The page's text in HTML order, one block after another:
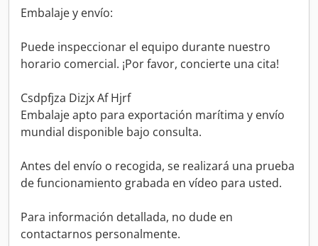
Embalaje y envío:
Puede inspeccionar el equipo durante nuestro
horario comercial. ¡Por favor, concierte una cita!
Csdpfjza Dizjx Af Hjrf
Embalaje apto para exportación marítima y envío
mundial disponible bajo consulta.
Antes del envío o recogida, se realizará una prueba
de funcionamiento grabada en vídeo para usted.
Para información detallada, no dude en
contactarnos personalmente.